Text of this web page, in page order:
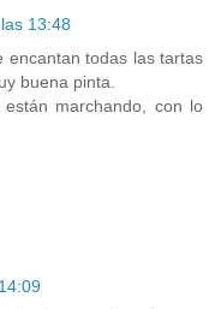
13:48
encantan todas las tartas
buena pinta.
marchando, con lo